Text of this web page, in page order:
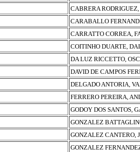
CABRERA
CARABALLO
CARRATTO CORREA,
COITINHO DUARTE,
DA LUZ RICCETTO,
DAVID DE CAMPOS
DELGADO ANTORIA,
FERRERO PEREIRA,
GODOY DOS SANTOS,
GONZALEZ
GONZALEZ CANTERO,
GONZALEZ